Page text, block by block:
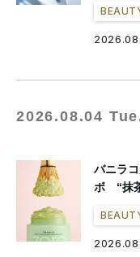
2026.08.04
バニラ
ボ “抹